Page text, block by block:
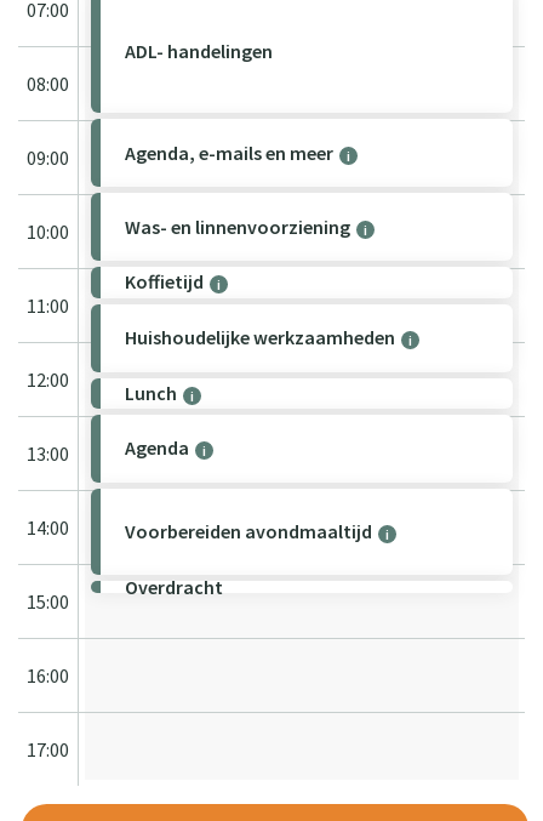
07:00
08:00
09:00
10:00
11:00
12:00
13:00
14:00
15:00
16:00
17:00
ADL- handelingen
Agenda, e-mails en meer i
Was- en linnenvoorziening i
Koffietijd i
Huishoudelijke werkzaamheden i
Lunch i
Agenda i
Voorbereiden avondmaaltijd i
Overdracht